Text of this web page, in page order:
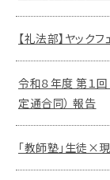
【礼法部】ヤック
令和８年度 第１
定通合同） 報告
「教師塾」生徒×